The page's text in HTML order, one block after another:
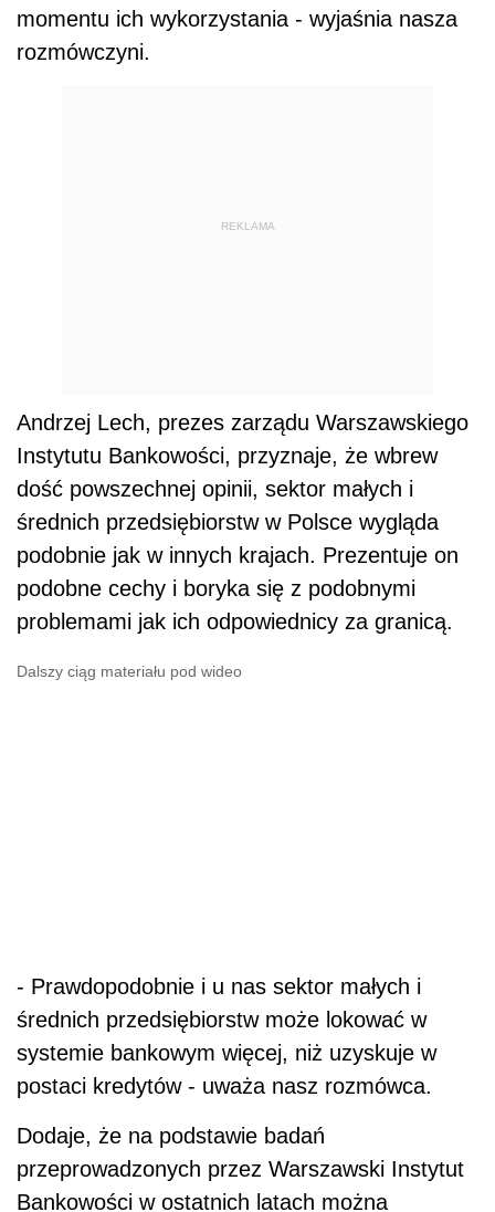
momentu ich wykorzystania - wyjaśnia nasza
rozmówczyni.
REKLAMA
Andrzej Lech, prezes zarządu Warszawskiego
Instytutu Bankowości, przyznaje, że wbrew
dość powszechnej opinii, sektor małych i
średnich przedsiębiorstw w Polsce wygląda
podobnie jak w innych krajach. Prezentuje on
podobne cechy i boryka się z podobnymi
problemami jak ich odpowiednicy za granicą.
Dalszy ciąg materiału pod wideo
- Prawdopodobnie i u nas sektor małych i
średnich przedsiębiorstw może lokować w
systemie bankowym więcej, niż uzyskuje w
postaci kredytów - uważa nasz rozmówca.
Dodaje, że na podstawie badań
przeprowadzonych przez Warszawski Instytut
Bankowości w ostatnich latach można